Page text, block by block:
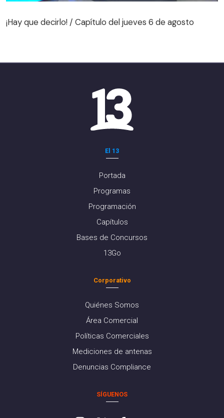
¡Hay que decirlo! / Capítulo del jueves 6 de agosto
El 13
Portada
Programas
Programación
Capítulos
Bases de Concursos
13Go
Corporativo
Quiénes Somos
Área Comercial
Políticas Comerciales
Mediciones de antenas
Denuncias Compliance
SÍGUENOS